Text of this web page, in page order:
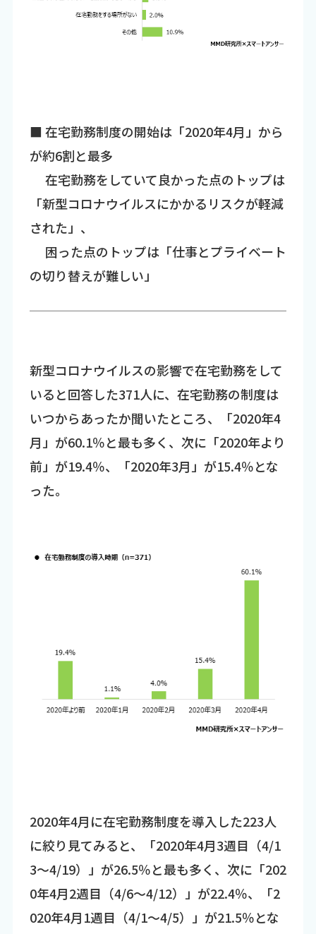
■ 在宅勤務制度の開始は「2020年4月」から
が約6割と最多
在宅勤務をしていて良かった点のトップは
「新型コロナウイルスにかかるリスクが軽減
された」、
困った点のトップは「仕事とプライベート
の切り替えが難しい」
新型コロナウイルスの影響で在宅勤務をして
いると回答した371人に、在宅勤務の制度は
いつからあったか聞いたところ、「2020年4
月」が60.1％と最も多く、次に「2020年より
前」が19.4％、「2020年3月」が15.4％とな
った。
2020年4月に在宅勤務制度を導入した223人
に絞り見てみると、「2020年4月3週目（4/1
3～4/19）」が26.5％と最も多く、次に「202
0年4月2週目（4/6～4/12）」が22.4％、「2
020年4月1週目（4/1～4/5）」が21.5％とな